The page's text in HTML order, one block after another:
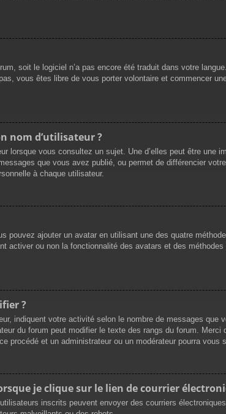
soit le logiciel n’a pas encore été traduit dans votre
vous êtes libre de vous porter volontaire et commencer
nom d’utilisateur ?
lorsque vous consultez un sujet. Une d’elles peut être
que vous avez publié, ou permet de différencier
à chaque utilisateur.
pouvez ajouter un avatar en utilisant une des quatre
activer ou non la fonctionnalité des avatars et des
?
indiquent votre activité selon le nombre de messages
du forum peut modifier le texte des rangs du forum.
procédé et un administrateur ou un modérateur pourra vous
je clique sur le lien de courrier
inscrits peuvent envoyer des courriers